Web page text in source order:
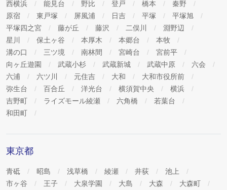
 各校の室長（各校責任者）
西横浜
能見台 野比 登戸 橋本
秦野
原宿
東戸塚 屏風浦 日吉 平塚
平塚旭
平塚四之宮
藤が丘 藤沢 二俣川
淵野辺
星川
保土ヶ谷 本厚木 本郷台
本牧
溝の口
三ツ境 南林間 宮崎台
宮前平
向ヶ丘遊園
武蔵小杉 武蔵新城 武蔵中原
六会
六浦
六ツ川 元住吉 大和
大和市役所前
弥生台
百合丘 洋光台 横須賀中央
横浜
吉野町
ライズモール綾瀬 六角橋
若葉台
和田町
東京都
青砥 昭島 浅草橋 綾瀬 井荻
池上
市ヶ谷
王子 大泉学園 大島 大森
大森町